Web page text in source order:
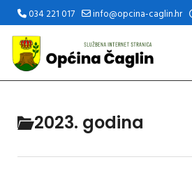
034 221 017 info@opcina-caglin.hr
2023. godina